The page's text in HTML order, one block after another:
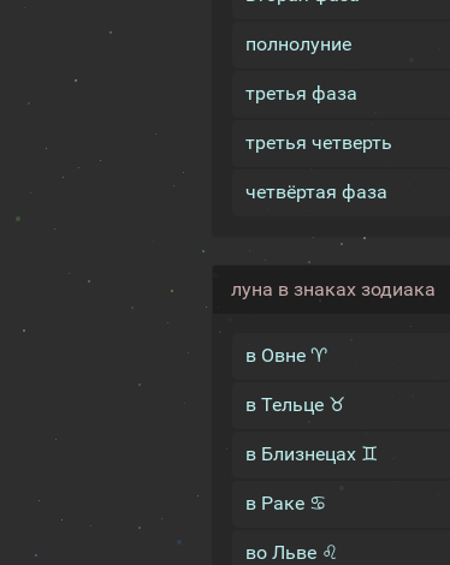
полнолуние
третья фаза
третья четверть
четвёртая фаза
луна в знаках зодиака
в Овне ♈
в Тельце ♉
в Близнецах ♊
в Раке ♋
во Льве ♌